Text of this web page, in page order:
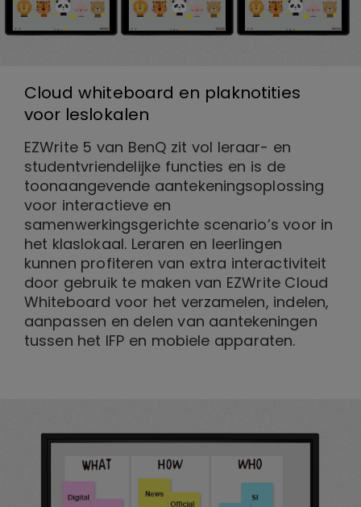
Cloud whiteboard en plaknotities
voor leslokalen
EZWrite 5 van BenQ zit vol leraar- en
studentvriendelijke functies en is de
toonaangevende aantekeningsoplossing
voor interactieve en
samenwerkingsgerichte scenario’s voor in
het klaslokaal. Leraren en leerlingen
kunnen profiteren van extra interactiviteit
door gebruik te maken van EZWrite Cloud
Whiteboard voor het verzamelen, indelen,
aanpassen en delen van aantekeningen
tussen het IFP en mobiele apparaten.